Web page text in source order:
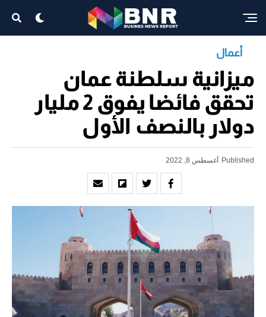
أعمال
ميزانية سلطنة عمان
تحقق فائضا يفوق 2 مليار
دولار بالنصف الأول
Published أغسطس 8, 2022